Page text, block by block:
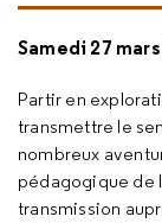
Samedi 27
Partir en
transmettre le
nombreux
pédagogique de
transmission